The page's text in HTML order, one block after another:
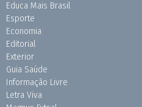
Educa Mais Brasil
Esporte
Economia
Editorial
Exterior
Guia Saúde
Informação Livre
Letra Viva